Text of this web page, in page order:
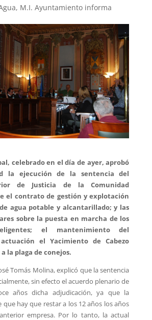
, M.I. Ayuntamiento informa
celebrado en el día de ayer, aprobó
la ejecución de la sentencia del
de Justicia de la Comunidad
el contrato de gestión y explotación
agua potable y alcantarillado; y las
sobre la puesta en marcha de los
el mantenimiento del
el Yacimiento de Cabezo
la plaga de conejos.
Tomás Molina, explicó que la sentencia
sin efecto el acuerdo plenario de
años dicha adjudicación, ya que la
que hay que restar a los 12 años los años
empresa. Por lo tanto, la actual